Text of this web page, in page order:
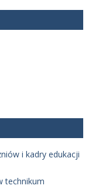
i kadry edukacji
technikum